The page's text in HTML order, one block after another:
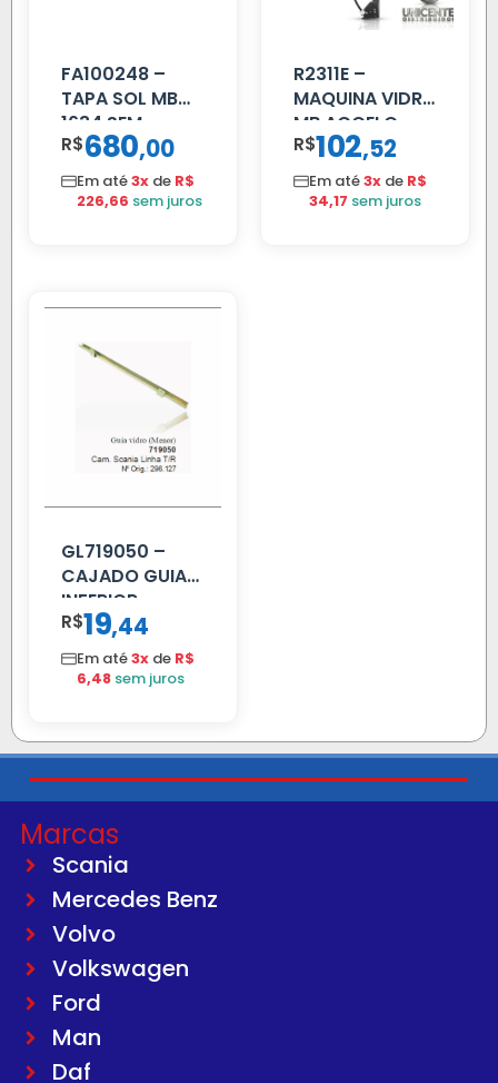
FA100248 –
TAPA SOL MB
1634 SEM
SUPORTE FIBRA
R$680,00
Em até3x de R$
226,66 sem juros
R2311E –
MAQUINA VIDRO
MB ACCELO
2002 ATE 2011
S/MOTOR LE
R$102,52
Em até3x de R$
34,17 sem juros
GL719050 –
CAJADO GUIA
INFERIOR
SCANIA T/R
112/113 MENOR
R$19,44
Em até3x de R$
6,48 sem juros
Marcas
Scania
Mercedes Benz
Volvo
Volkswagen
Ford
Man
Daf